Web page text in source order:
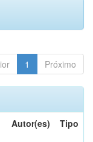
1 Próximo
Autor(es) Tipo